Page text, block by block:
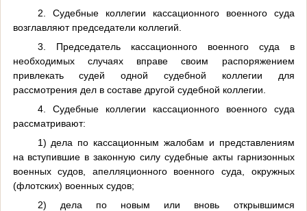
2. Судебные коллегии кассационного военного суда
возглавляют председатели коллегий.
3. Председатель кассационного военного суда в
необходимых случаях вправе своим распоряжением
привлекать судей одной судебной коллегии для
рассмотрения дел в составе другой судебной коллегии.
4. Судебные коллегии кассационного военного суда
рассматривают:
1) дела по кассационным жалобам и представлениям
на вступившие в законную силу судебные акты гарнизонных
военных судов, апелляционного военного суда, окружных
(флотских) военных судов;
2) дела по новым или вновь открывшимся